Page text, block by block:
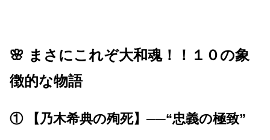
🌸 まさにこれぞ大和魂！！１０の象
徴的な物語
① 【乃木希典の殉死】──“忠義の極致”